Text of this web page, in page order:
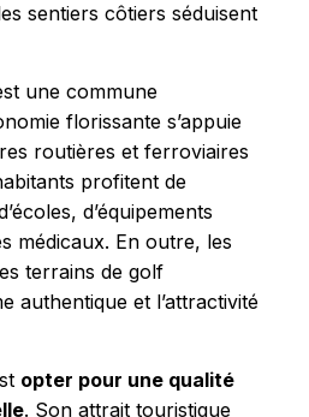
sentiers côtiers séduisent
une commune
florissante s’appuie
routières et ferroviaires
profitent de
d’équipements
médicaux. En outre, les
terrains de golf
authentique et l’attractivité
opter pour une qualité
. Son attrait touristique